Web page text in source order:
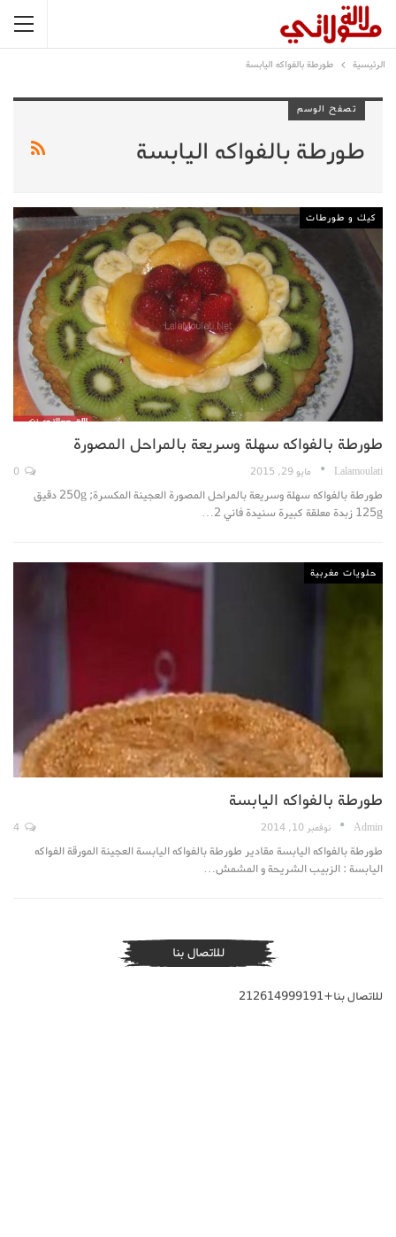
الرئيسية طورطة بالفواكه اليابسة
تصفح الوسم
طورطة بالفواكه اليابسة
كيك و طورطات
طورطة بالفواكه سهلة وسريعة بالمراحل المصورة
Lalamoulati مايو 29, 2015
طورطة بالفواكه سهلة وسريعة بالمراحل المصورة العجينة المكسرة; 250g دقيق
125g زبدة معلقة كبيرة سنيدة فاني 2…
حلويات مغربية
طورطة بالفواكه اليابسة
Admin نوفمبر 10, 2014
طورطة بالفواكه اليابسة مقادير طورطة بالفواكه اليابسة العجينة المورقة الفواكه
اليابسة : الزبيب الشريحة و المشمش…
للاتصال بنا
للاتصال بنا+212614999191